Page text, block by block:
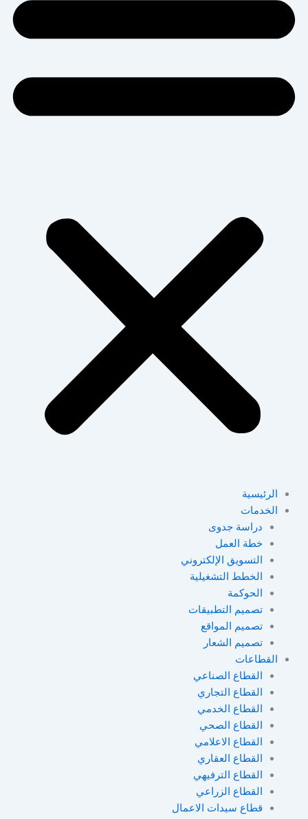
الرئيسية
الخدمات
دراسة جدوى
خطة العمل
التسويق الإلكتروني
الخطط التشغيلية
الحوكمة
تصميم التطبيقات
تصميم المواقع
تصميم الشعار
القطاعات
القطاع الصناعي
القطاع التجاري
القطاع الخدمي
القطاع الصحي
القطاع الاعلامي
القطاع العقاري
القطاع الترفيهي
القطاع الزراعي
قطاع سيدات الاعمال